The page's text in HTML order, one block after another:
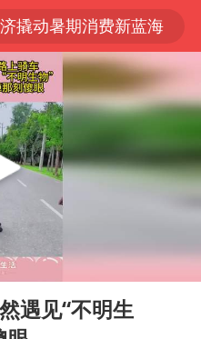
撬动暑期消费新蓝海
日本发布排名：“中国第一，美日德韩英法居后”
播李秋莹孙亚鹏亮相
科斯把路走绝了
正面袭击贯穿浙江
00:13
遇见“不明生